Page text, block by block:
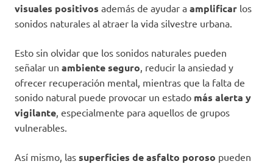
visuales positivos además de ayudar a amplificar los
sonidos naturales al atraer la vida silvestre urbana.
Esto sin olvidar que los sonidos naturales pueden
señalar un ambiente seguro, reducir la ansiedad y
ofrecer recuperación mental, mientras que la falta de
sonido natural puede provocar un estado más alerta y
vigilante, especialmente para aquellos de grupos
vulnerables.
Así mismo, las superficies de asfalto poroso pueden